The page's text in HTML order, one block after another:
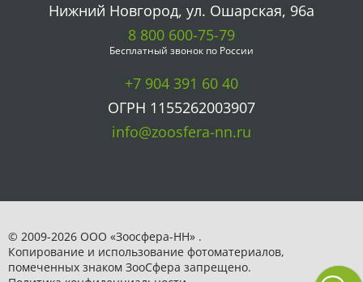
Нижний Новгород, ул. Ошарская, 96а
8 800 600-75-79
Бесплатный звонок по России
+7 904 391 60 40
ОГРН 1155262003907
info@zoosfera-nn.ru
© 2009-2026 ООО «Зоосфера-НН» .
Копирование и использование фотоматериалов,
помеченных знаком ЗooСфера запрещено.